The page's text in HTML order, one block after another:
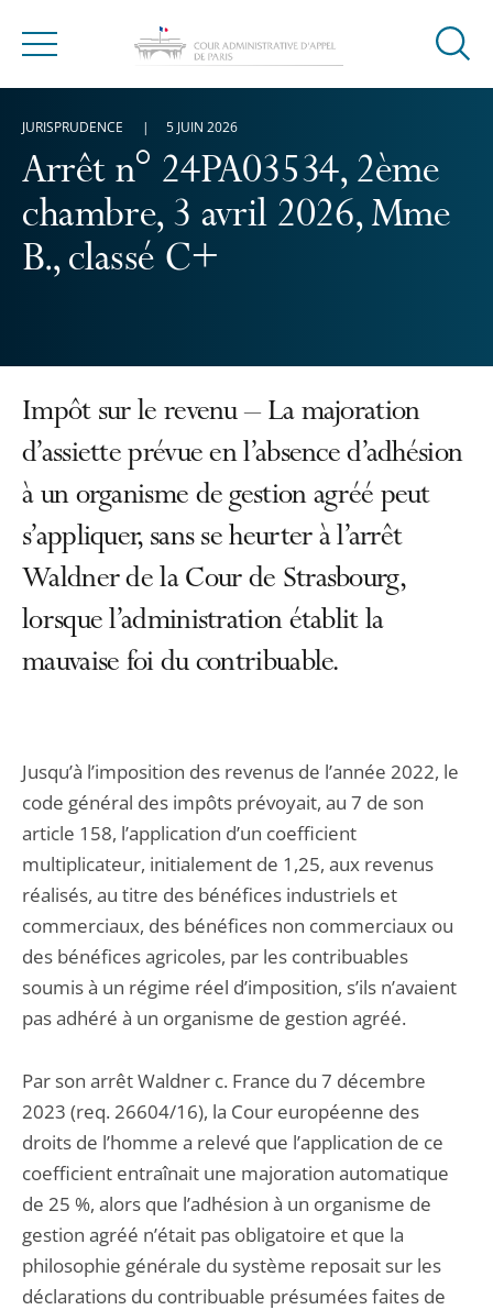
Menu
Ouvrir
Arrêt n° 24PA03534, 2ème
chambre, 3 avril 2026, Mme
B., classé C+
JURISPRUDENCE 5 JUIN 2026
Impôt sur le revenu – La majoration
d’assiette prévue en l’absence d’adhésion
à un organisme de gestion agréé peut
s’appliquer, sans se heurter à l’arrêt
Waldner de la Cour de Strasbourg,
lorsque l’administration établit la
mauvaise foi du contribuable.
Jusqu’à l’imposition des revenus de l’année 2022, le
code général des impôts prévoyait, au 7 de son
article 158, l’application d’un coefficient
multiplicateur, initialement de 1,25, aux revenus
réalisés, au titre des bénéfices industriels et
commerciaux, des bénéfices non commerciaux ou
des bénéfices agricoles, par les contribuables
soumis à un régime réel d’imposition, s’ils n’avaient
pas adhéré à un organisme de gestion agréé.
Par son arrêt Waldner c. France du 7 décembre
2023 (req. 26604/16), la Cour européenne des
droits de l’homme a relevé que l’application de ce
coefficient entraînait une majoration automatique
de 25 %, alors que l’adhésion à un organisme de
gestion agréé n’était pas obligatoire et que la
philosophie générale du système reposait sur les
déclarations du contribuable présumées faites de